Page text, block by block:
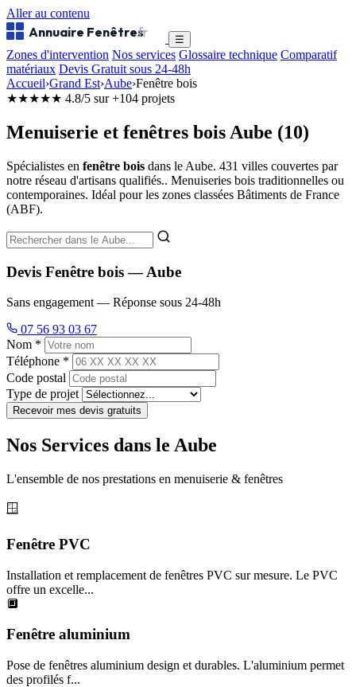
Aller au contenu
Annuaire Fenêtres
.fr ☰
Zones d'intervention Nos services Glossaire technique Comparatif
matériaux Devis Gratuit sous 24-48h
Accueil›Grand Est›Aube›Fenêtre bois
★★★★★ 4.8/5 sur +104 projets
Menuiserie et fenêtres bois Aube (10)
Spécialistes en fenêtre bois dans le Aube. 431 villes couvertes par
notre réseau d'artisans qualifiés.. Menuiseries bois traditionnelles ou
contemporaines. Idéal pour les zones classées Bâtiments de France
(ABF).
Devis Fenêtre bois — Aube
Sans engagement — Réponse sous 24-48h
07 56 93 03 67
Nom *
Téléphone *
Code postal
Type de projet
Recevoir mes devis gratuits
Nos Services dans le Aube
L'ensemble de nos prestations en menuiserie & fenêtres
🪟
Fenêtre PVC
Installation et remplacement de fenêtres PVC sur mesure. Le PVC
offre un excelle...
🔲
Fenêtre aluminium
Pose de fenêtres aluminium design et durables. L'aluminium permet
des profilés f...